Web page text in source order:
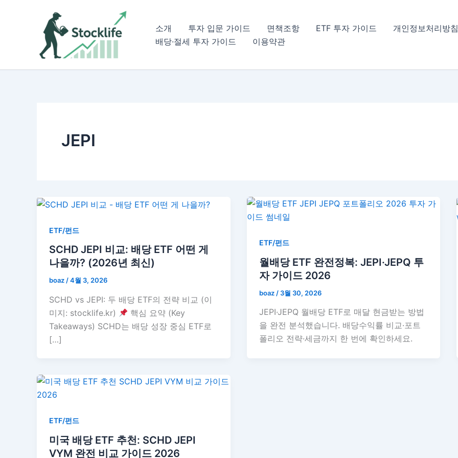
너
소개 투자 입문 가이드 면책조항 ETF 투자 가이드 개인정보처리방침
배당·절세 투자 가이드
이용약관
JEPI
ETF/펀드
SCHD JEPI 비교: 배당 ETF 어떤 게
나을까? (2026년 최신)
boaz/4월 3, 2026
SCHD vs JEPI: 두 배당 ETF의 전략 비교 (이
미지: stocklife.kr)
핵심 요약 (Key
Takeaways) SCHD는 배당 성장 중심 ETF로
[…]
ETF/펀드
월배당 ETF 완전정복: JEPI·JEPQ 투
자 가이드 2026
boaz / 3월 30, 2026
JEPI·JEPQ 월배당 ETF로 매달 현금받는 방법
을 완전 분석했습니다. 배당수익률 비교·포트
폴리오 전략·세금까지 한 번에 확인하세요.
ETF/펀드
미국 배당 ETF 추천: SCHD JEPI
VYM 완전 비교 가이드 2026